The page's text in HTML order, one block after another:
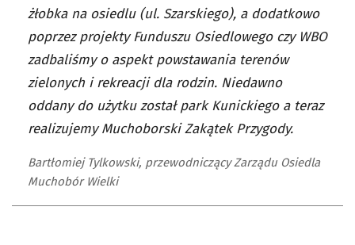
żłobka na osiedlu (ul. Szarskiego), a dodatkowo
poprzez projekty Funduszu Osiedlowego czy WBO
zadbaliśmy o aspekt powstawania terenów
zielonych i rekreacji dla rodzin. Niedawno
oddany do użytku został park Kunickiego a teraz
realizujemy Muchoborski Zakątek Przygody.
Bartłomiej Tylkowski, przewodniczący Zarządu Osiedla
Muchobór Wielki